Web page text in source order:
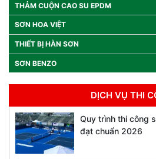
THẢM CUỘN CAO SU EPDM
SƠN HOA VIỆT
THIẾT BỊ HÀN SƠN
SƠN BENZO
DỊCH VỤ THI
Quy trình thi công
đạt chuẩn 2026